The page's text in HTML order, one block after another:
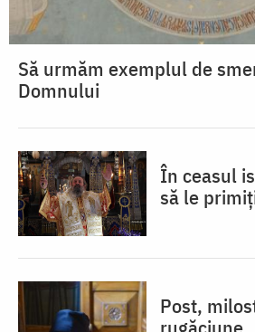
Să urmăm exemplul de
Domnului
În ceasul
să le
Post,